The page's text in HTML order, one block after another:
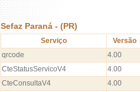
Sefaz Paraná - (PR)
Serviço
Versão
qrcode
4.00
CteStatusServicoV4
4.00
CteConsultaV4
4.00